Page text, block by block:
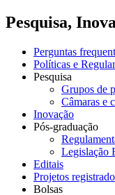
Pesquisa,
Perguntas
Políticas e
Pesquisa
Grupos de
Câmaras e
Inovação
Pós-graduação
Legislação
Editais
Projetos
Bolsas